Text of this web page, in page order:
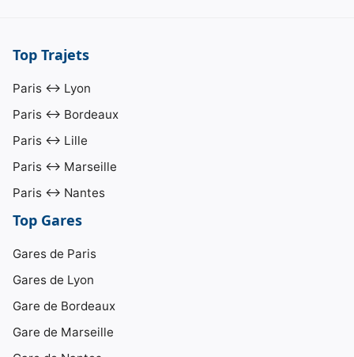
Top Trajets
Paris ↔ Lyon
Paris ↔ Bordeaux
Paris ↔ Lille
Paris ↔ Marseille
Paris ↔ Nantes
Top Gares
Gares de Paris
Gares de Lyon
Gare de Bordeaux
Gare de Marseille